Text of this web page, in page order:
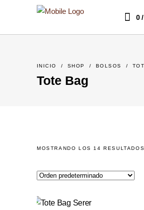
0
INICIO / SHOP / BOLSOS /
Tote Bag
MOSTRANDO LOS 14 RESULTADOS